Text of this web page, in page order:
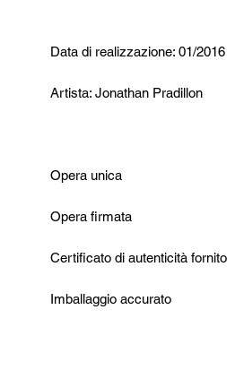
Data di realizzazione: 01/2016
Artista: Jonathan Pradillon
Opera unica
Opera firmata
Certificato di autenticità fornito
Imballaggio accurato